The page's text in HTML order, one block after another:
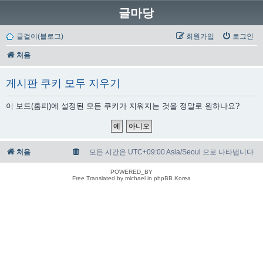
글마당
글걸이(블로그) 로그인
회원가입
처음
게시판 쿠키 모두 지우기
이 보드(홈피)에 설정된 모든 쿠키가 지워지는 것을 정말로 원하나요?
처음 모든 시간은 UTC+09:00 Asia/Seoul 으로 나타냅니다
POWERED_BY
Free Translated by michael in phpBB Korea